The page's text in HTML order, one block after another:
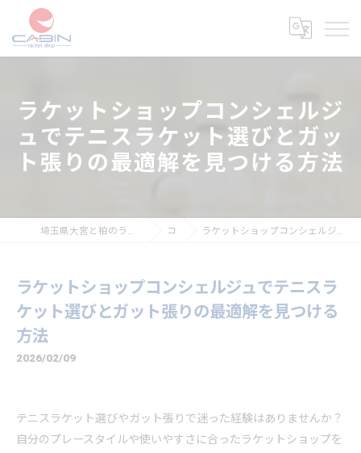
ラケットショップコンシェルジ
ュでテニスラケット選びとガッ
ト張りの最適解を見つける方法
埼玉県大宮と柏のラケットショップならラケットショップキャビン コラム ラケットショップコンシェルジュでテニスラケット選びとガット張りの最適解を見つける方法
ラケットショップコンシェルジュでテニスラ
ケット選びとガット張りの最適解を見つける
方法
2026/02/09
テニスラケット選びやガット張りで迷った経験はありませんか？
自分のプレースタイルや使いやすさに合ったラケットショップを